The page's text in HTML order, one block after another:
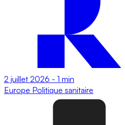
2 juillet 2026 - 1 min
Europe Politique sanitaire